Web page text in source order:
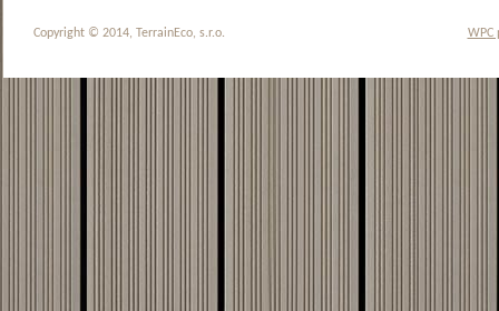
WPC
Copyright © 2014, TerrainEco, s.r.o.